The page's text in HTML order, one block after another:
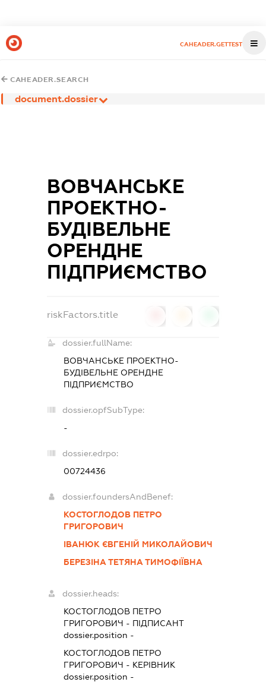
CAHEADER.GETTEST
CAHEADER.SEARCH
document.dossier
ВОВЧАНСЬКЕ
ПРОЕКТНО-
БУДІВЕЛЬНЕ
ОРЕНДНЕ
ПІДПРИЄМСТВО
riskFactors.title
dossier.fullName:
ВОВЧАНСЬКЕ ПРОЕКТНО-
БУДІВЕЛЬНЕ ОРЕНДНЕ
ПІДПРИЄМСТВО
dossier.opfSubType:
-
dossier.edrpo:
00724436
dossier.foundersAndBenef:
КОСТОГЛОДОВ ПЕТРО
ГРИГОРОВИЧ
ІВАНЮК ЄВГЕНІЙ МИКОЛАЙОВИЧ
БЕРЕЗІНА ТЕТЯНА ТИМОФІЇВНА
dossier.heads:
КОСТОГЛОДОВ ПЕТРО
ГРИГОРОВИЧ - ПІДПИСАНТ
dossier.position -
КОСТОГЛОДОВ ПЕТРО
ГРИГОРОВИЧ - КЕРІВНИК
dossier.position -